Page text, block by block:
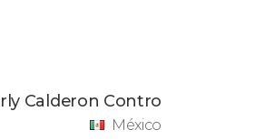
Calderon Contro
México